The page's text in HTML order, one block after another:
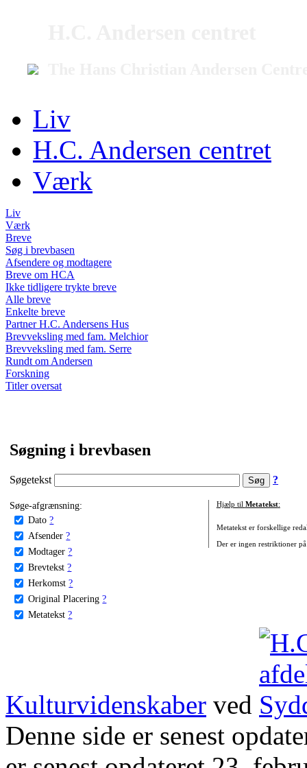
Liv
H.C. Andersen centret
Værk
Liv
Værk
Breve
Søg i brevbasen
Afsendere og modtagere
Breve om HCA
Ikke tidligere trykte breve
Alle breve
Enkelte breve
Partner H.C. Andersens Hus
Brevveksling med fam. Melchior
Brevveksling med fam. Serre
Rundt om Andersen
Forskning
Titler oversat
Søgning i brevbasen
Søgetekst ?
Søge-afgrænsning:
Dato ?
Afsender ?
Modtager ?
Brevtekst ?
Herkomst ?
Original Placering ?
Metatekst ?
Hjælp til Metatekst:
Metatekst er forskellige
Der er ingen restriktioner
Kulturvidenskaber ved
Denne side er senest